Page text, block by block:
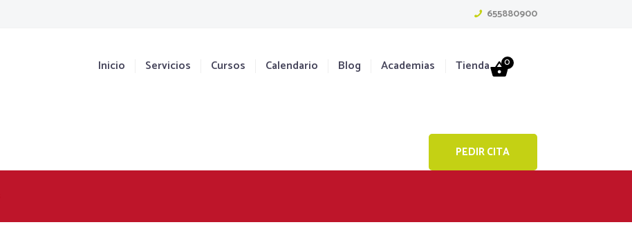
655880900
Inicio Servicios Cursos Calendario Blog Academias Tienda 0
PEDIR CITA